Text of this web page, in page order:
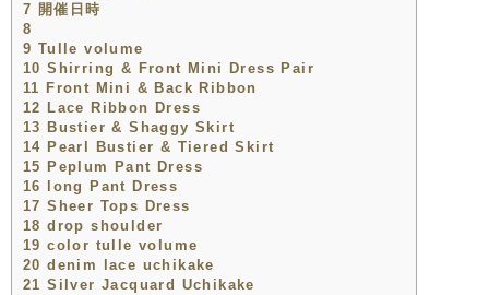
7 開催日時
8
9 Tulle volume
10 Shirring & Front Mini Dress Pair
11 Front Mini & Back Ribbon
12 Lace Ribbon Dress
13 Bustier & Shaggy Skirt
14 Pearl Bustier & Tiered Skirt
15 Peplum Pant Dress
16
long Pant Dress
17 Sheer Tops Dress
18 drop shoulder
19 color tulle volume
20 denim lace uchikake
21 Silver Jacquard Uchikake